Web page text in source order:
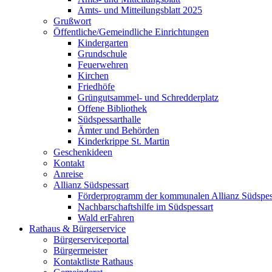
Amts- und Mitteilungsblatt 2025
Grußwort
Öffentliche/Gemeindliche Einrichtungen
Kindergarten
Grundschule
Feuerwehren
Kirchen
Friedhöfe
Grüngutsammel- und Schredderplatz
Offene Bibliothek
Südspessarthalle
Ämter und Behörden
Kinderkrippe St. Martin
Geschenkideen
Kontakt
Anreise
Allianz Südspessart
Förderprogramm der kommunalen Allianz
Nachbarschaftshilfe im Südspessart
Wald erFahren
Rathaus & Bürgerservice
Bürgerserviceportal
Bürgermeister
Kontaktliste Rathaus